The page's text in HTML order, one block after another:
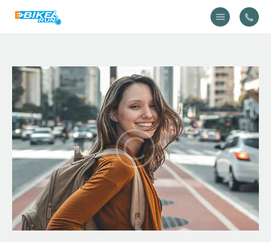
Accueil
Vélo
Équipement
A propos
Actualités
Contactez-nous